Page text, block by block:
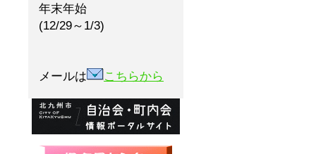
年末年始
(12/29～1/3)
メールは こちらから